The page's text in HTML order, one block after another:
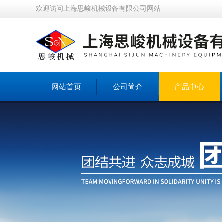
欢迎访问上海思峻机械设备有限公司网站
网站首页 公司简介 产品中心